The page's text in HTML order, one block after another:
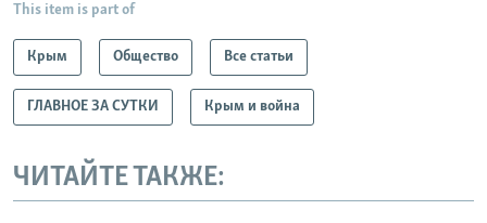
This item is part of
Крым Общество Все статьи
ГЛАВНОЕ ЗА СУТКИ Крым и война
ЧИТАЙТЕ ТАКЖЕ: